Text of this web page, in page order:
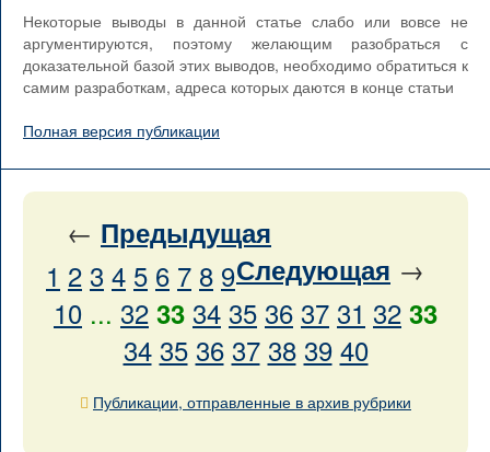
Некоторые выводы в данной статье слабо или вовсе не
аргументируются, поэтому желающим разобраться с
доказательной базой этих выводов, необходимо обратиться к
самим разработкам, адреса которых даются в конце статьи
Полная версия публикации
← Предыдущая
Следующая →
1 2 3 4 5 6 7 8 9
10 ... 32 33 34 35 36 37 31 32 33
34 35 36 37 38 39 40
Публикации, отправленные в архив рубрики